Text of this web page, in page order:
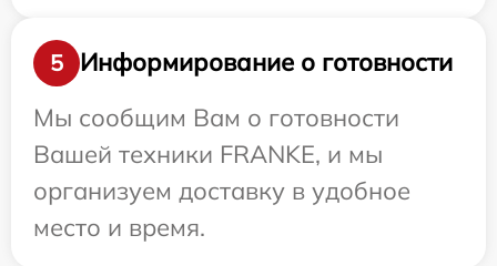
5
Информирование о готовности
Мы сообщим Вам о готовности
Вашей техники FRANKE, и мы
организуем доставку в удобное
место и время.